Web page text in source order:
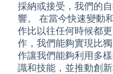
採納或接受，我們的
響。 在當今快速變動
作比以往任何時候都
作，我們能夠實現比
作讓我們能夠利用多
識和技能，並推動創